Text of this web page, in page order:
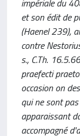
impériale du
et son édit de
(Haenel 239),
contre
s., C.Th.
praefecti
occasion on
qui ne sont
apparaissant
accompagné